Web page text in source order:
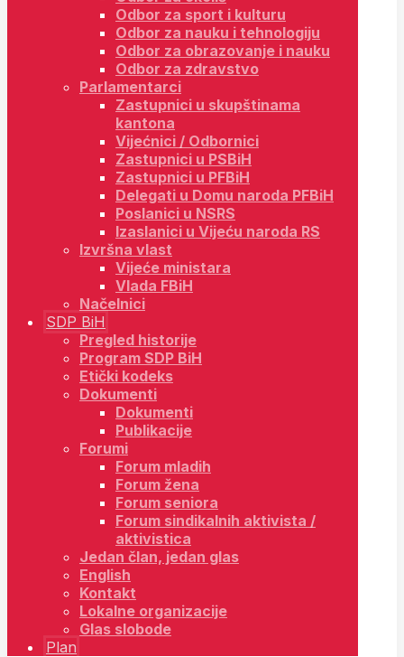
Odbor za sport i kulturu
Odbor za nauku i tehnologiju
Odbor za obrazovanje i nauku
Odbor za zdravstvo
Parlamentarci
Zastupnici u skupštinama
kantona
Vijećnici / Odbornici
Zastupnici u PSBiH
Zastupnici u PFBiH
Delegati u Domu naroda PFBiH
Poslanici u NSRS
Izaslanici u Vijeću naroda RS
Izvršna vlast
Vijeće ministara
Vlada FBiH
Načelnici
SDP BiH
Pregled historije
Program SDP BiH
Etički kodeks
Dokumenti
Dokumenti
Publikacije
Forumi
Forum mladih
Forum žena
Forum seniora
Forum sindikalnih aktivista /
aktivistica
Jedan član, jedan glas
English
Kontakt
Lokalne organizacije
Glas slobode
Plan